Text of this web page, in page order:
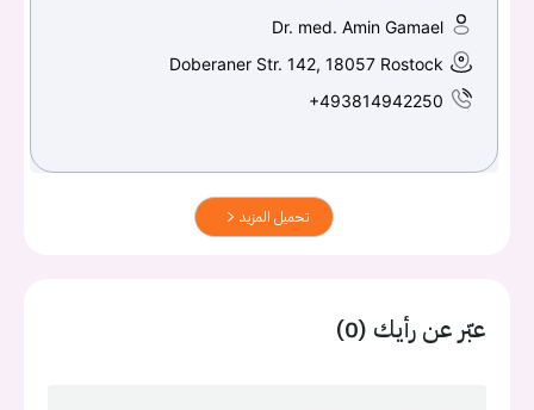
Dr. med. Amin Gamael
Doberaner Str. 142, 18057 Rostock
+493814942250
تحميل المزيد
عبّر عن رأيك (0)